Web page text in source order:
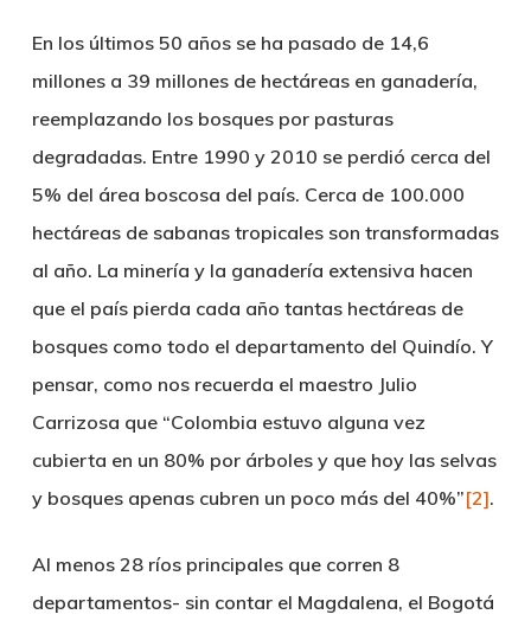
En los últimos 50 años se ha pasado de 14,6
millones a 39 millones de hectáreas en ganadería,
reemplazando los bosques por pasturas
degradadas. Entre 1990 y 2010 se perdió cerca del
5% del área boscosa del país. Cerca de 100.000
hectáreas de sabanas tropicales son transformadas
al año. La minería y la ganadería extensiva hacen
que el país pierda cada año tantas hectáreas de
bosques como todo el departamento del Quindío. Y
pensar, como nos recuerda el maestro Julio
Carrizosa que “Colombia estuvo alguna vez
cubierta en un 80% por árboles y que hoy las selvas
y bosques apenas cubren un poco más del 40%”[2].
Al menos 28 ríos principales que corren 8
departamentos- sin contar el Magdalena, el Bogotá